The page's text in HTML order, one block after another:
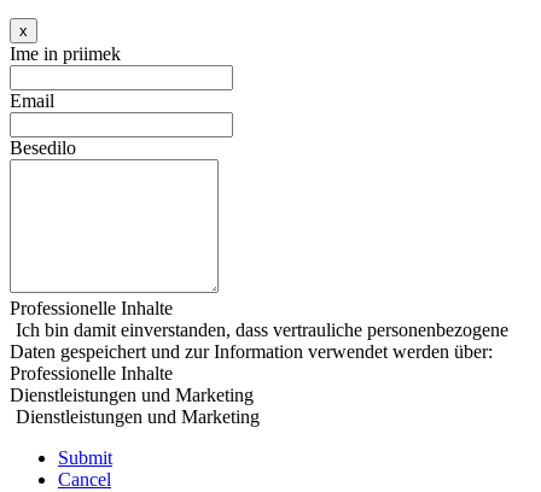
x
Ime in priimek
Email
Besedilo
Professionelle Inhalte
Ich bin damit einverstanden, dass vertrauliche personenbezogene
Daten gespeichert und zur Information verwendet werden über:
Professionelle Inhalte
Dienstleistungen und Marketing
Dienstleistungen und Marketing
Submit
Cancel